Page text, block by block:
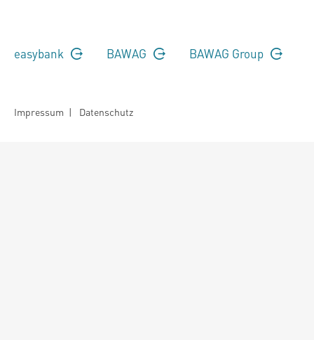
easybank BAWAG BAWAG Group
Impressum | Datenschutz